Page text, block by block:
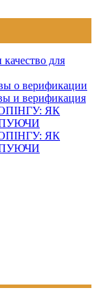
для
о верификации
и верификация
ЯК
ЯК